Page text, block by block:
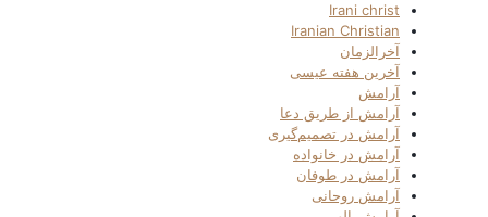
Irani christ
Iranian Christian
آخرالزمان
آخرین هفته عیسی
آرامش
آرامش از طریق دعا
آرامش در تصمیم‌گیری
آرامش در خانواده
آرامش در طوفان
آرامش روحانی